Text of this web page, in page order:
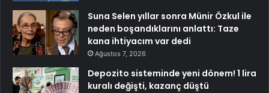
Suna Selen yıllar sonra Münir Özkul ile
neden boşandıklarını anlattı: Taze
kana ihtiyacım var dedi
Ağustos 7, 2026
Depozito sisteminde yeni dönem! 1 lira
kuralı değişti, kazanç düştü